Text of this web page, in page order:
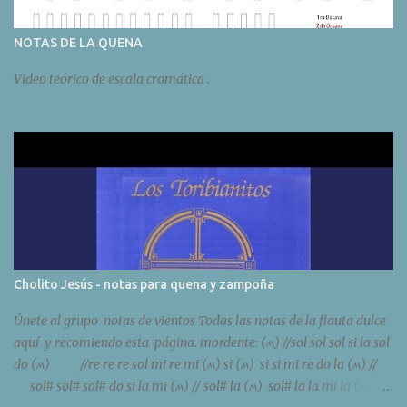
NOTAS DE LA QUENA
Video teórico de escala cromática .
Cholito Jesús - notas para quena y zampoña
Únete al grupo notas de vientos Todas las notas de la flauta dulce
aquí y recomiendo esta página. mordente: (ʍ) //sol sol sol si la sol
do (ʍ) //re re re sol mi re mi (ʍ) si (ʍ) si si mi re do la (ʍ) //
sol# sol# sol# do si la mi (ʍ) // sol# la (ʍ) sol# la la mi la (ʍ)